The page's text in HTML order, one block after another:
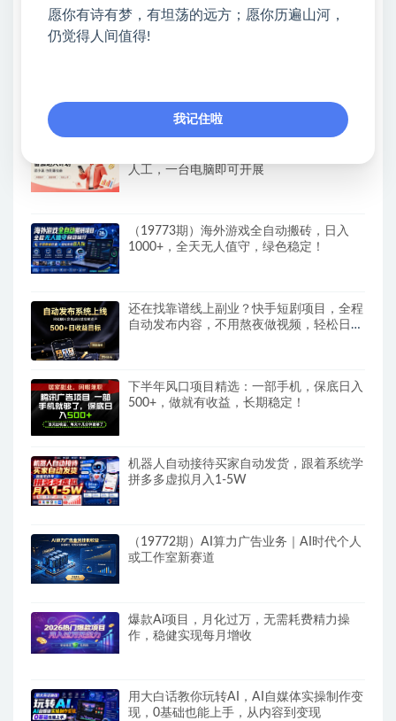
零基础AI开发实战，从部署到高阶项目一键
落地
人工，一台电脑即可开展
（19773期）海外游戏全自动搬砖，日入
1000+，全天无人值守，绿色稳定！
还在找靠谱线上副业？快手短剧项目，全程
自动发布内容，不用熬夜做视频，轻松日入
下半年风口项目精选：一部手机，保底日入
500+，做就有收益，长期稳定！
机器人自动接待买家自动发货，跟着系统学
拼多多虚拟月入1-5W
（19772期）AI算力广告业务｜AI时代个人
或工作室新赛道
爆款Ai项目，月化过万，无需耗费精力操
作，稳健实现每月增收
用大白话教你玩转AI，AI自媒体实操制作变
现，0基础也能上手，从内容到变现
愿你有诗有梦，有坦荡的远方；愿你历遍山河，
仍觉得人间值得!
我记住啦